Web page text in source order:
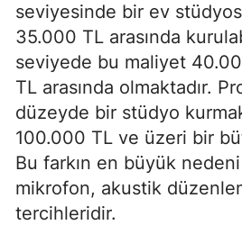
seviyesinde bir ev
35.000 TL arasında
seviyede bu maliyet
TL arasında olmaktadır.
düzeyde bir stüdyo
100.000 TL ve üzeri bir
Bu farkın en büyük nedeni
mikrofon, akustik
tercihleridir.